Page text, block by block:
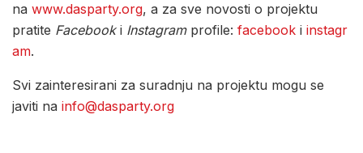
na www.dasparty.org, a za sve novosti o projektu
pratite Facebooki Instagramprofile: facebook i instagr
am.
Svi zainteresirani za suradnju na projektu mogu se
javiti na info@dasparty.org